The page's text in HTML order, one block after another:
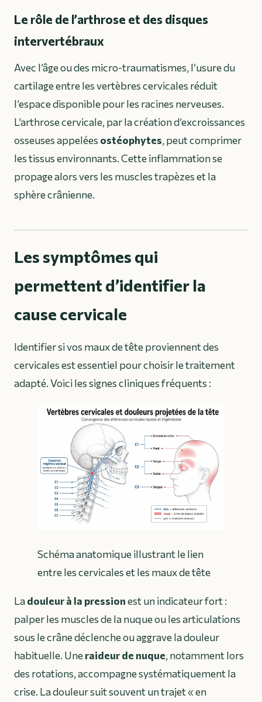
Le rôle de l’arthrose et des disques
intervertébraux
Avec l’âge ou des micro-traumatismes, l’usure du
cartilage entre les vertèbres cervicales réduit
l’espace disponible pour les racines nerveuses.
L’arthrose cervicale, par la création d’excroissances
osseuses appeléesostéophytes, peut comprimer
les tissus environnants. Cette inflammation se
propage alors vers les muscles trapèzes et la
sphère crânienne.
Les symptômes qui
permettent d’identifier la
cause cervicale
Identifier si vos maux de tête proviennent des
cervicales est essentiel pour choisir le traitement
adapté. Voici les signes cliniques fréquents :
Schéma anatomique illustrant le lien
entre les cervicales et les maux de tête
Ladouleur à la pressionest un indicateur fort :
palper les muscles de la nuque ou les articulations
sous le crâne déclenche ou aggrave la douleur
habituelle. Uneraideur de nuque, notamment lors
des rotations, accompagne systématiquement la
crise. La douleur suit souvent un trajet « en